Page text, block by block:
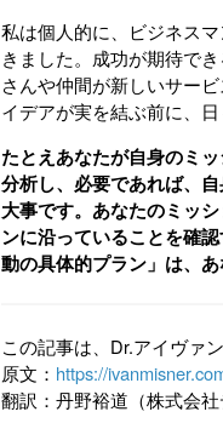
私は個人的に、ビジネス
きました。成功が期待で
さんや仲間が新しいサー
イデアが実を結ぶ前に、
たとえあなたが自身のミ
分析し、必要であれば、
大事です。あなたのミッ
ンに沿っていることを確
動の具体的プラン」は、
この記事は、Dr.アイヴァ
原文： https://
翻訳：丹野裕道（株式会社